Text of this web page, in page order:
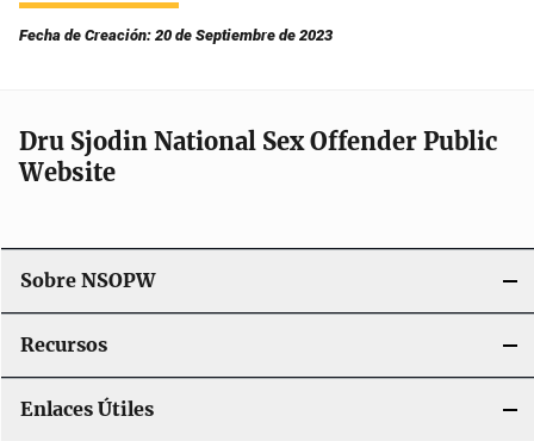
Fecha de Creación: 20 de Septiembre de 2023
Dru Sjodin National Sex Offender Public
Website
Sobre NSOPW
Recursos
Enlaces Útiles